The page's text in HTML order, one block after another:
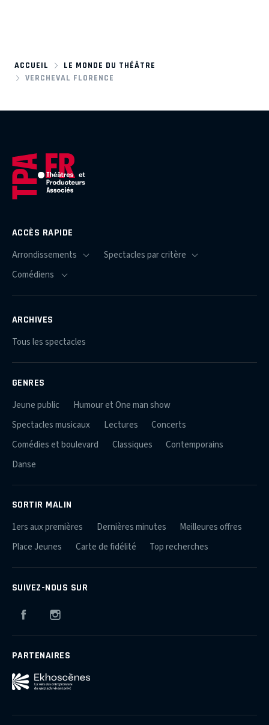
ACCUEIL
LE MONDE DU THÉÂTRE
VERCHEVAL FLORENCE
ACCÈS RAPIDE
ARCHIVES
Tous les spectacles
GENRES
Jeune public
Humour et One man show
Spectacles musicaux
Lectures
Concerts
Comédies et boulevard
Classiques
Contemporains
Danse
SORTIR MALIN
1ers aux premières Dernières minutes
Meilleures offres
Place Jeunes
Carte de fidélité Top recherches
SUIVEZ-NOUS SUR
Facebook
PARTENAIRES